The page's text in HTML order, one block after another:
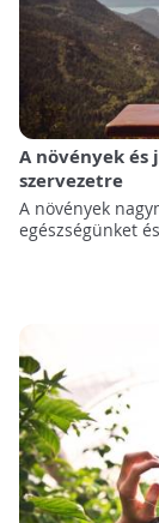
A növények
szervezetre
A növények
egészségünket